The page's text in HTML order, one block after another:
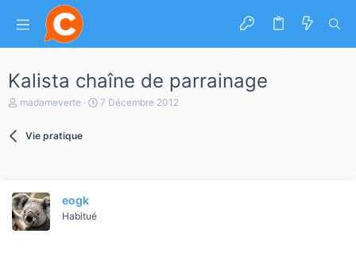
Kalista chaîne de parrainage
A
e
l
a
d
madameverte
D
7 Décembre 2012
Vie pratique
eogk
Habitué